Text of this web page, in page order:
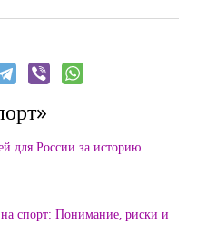
для России за историю
спорт: Понимание, риски и